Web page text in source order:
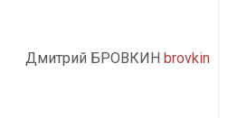
Дмитрий БРОВКИН brovkin